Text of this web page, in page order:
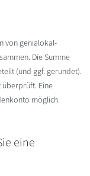
von genialokal-
Die Summe
(und ggf. gerundet).
überprüft. Eine
möglich.
eine